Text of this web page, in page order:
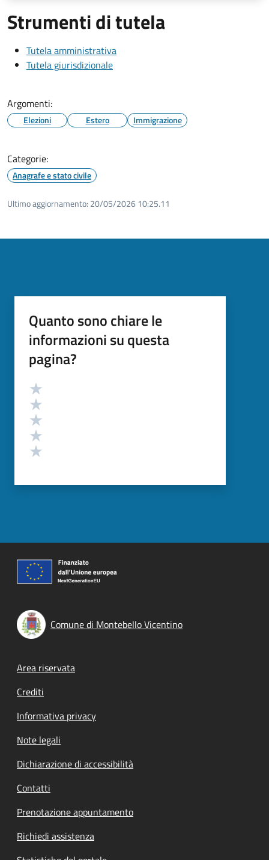
Strumenti di tutela
Tutela amministrativa
Tutela giurisdizionale
Argomenti:
Elezioni Estero Immigrazione
Categorie:
Anagrafe e stato civile
Ultimo aggiornamento: 20/05/2026 10:25.11
Quanto sono chiare le
informazioni su questa
pagina?
Valutazione
Comune di Montebello Vicentino
Footer menu
Area riservata
Crediti
Informativa privacy
Note legali
Dichiarazione di accessibilità
Contatti
Prenotazione appuntamento
Richiedi assistenza